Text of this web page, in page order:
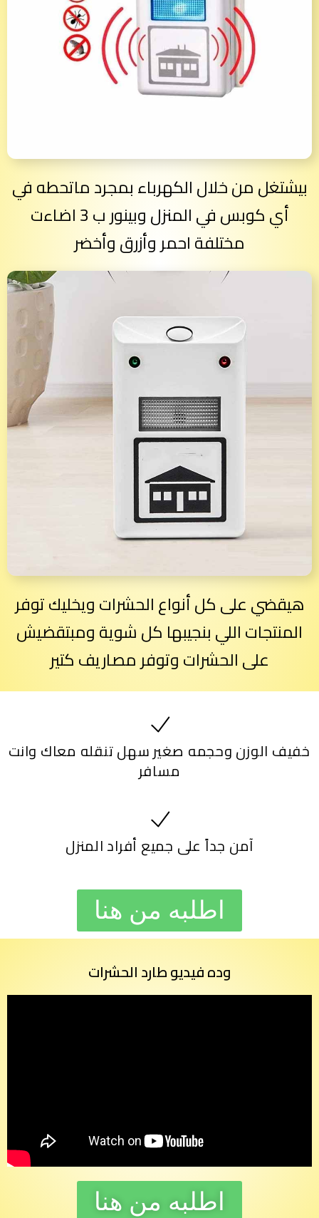
بيشتغل من خلال الكهرباء بمجرد ماتحطه في
أي كوبس في المنزل وبينور ب 3 اضاءت
مختلفة احمر وأزرق وأخضر
هيقضي على كل أنواع الحشرات ويخليك توفر
المنتجات اللي بنجيبها كل شوية ومبتقضيش
على الحشرات وتوفر مصاريف كتير
خفيف الوزن وحجمه صغير سهل تنقله معاك وانت
مسافر
آمن جداً على جميع أفراد المنزل
اطلبه من هنا
وده فيديو طارد الحشرات
اطلبه من هنا